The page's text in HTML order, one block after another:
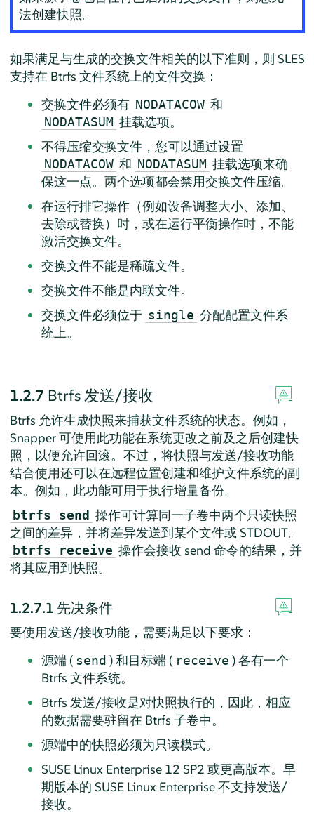
法创建快照。
如果满足与生成的交换文件相关的以下准则，则 SLES
支持在 Btrfs 文件系统上的文件交换：
交换文件必须有 NODATACOW 和
NODATASUM 挂载选项。
不得压缩交换文件，您可以通过设置
NODATACOW 和 NODATASUM 挂载选项来确
保这一点。两个选项都会禁用交换文件压缩。
在运行排它操作（例如设备调整大小、添加、
去除或替换）时，或在运行平衡操作时，不能
激活交换文件。
交换文件不能是稀疏文件。
交换文件不能是内联文件。
交换文件必须位于 single 分配配置文件系
统上。
1.2.7 Btrfs 发送/接收
Btrfs 允许生成快照来捕获文件系统的状态。例如，
Snapper 可使用此功能在系统更改之前及之后创建快
照，以便允许回滚。不过，将快照与发送/接收功能
结合使用还可以在远程位置创建和维护文件系统的副
本。例如，此功能可用于执行增量备份。
btrfs send 操作可计算同一子卷中两个只读快照
之间的差异，并将差异发送到某个文件或 STDOUT。
btrfs receive 操作会接收 send 命令的结果，并
将其应用到快照。
1.2.7.1 先决条件
要使用发送/接收功能，需要满足以下要求：
源端 ( send ) 和目标端 ( receive ) 各有一个
Btrfs 文件系统。
Btrfs 发送/接收是对快照执行的，因此，相应
的数据需要驻留在 Btrfs 子卷中。
源端中的快照必须为只读模式。
SUSE Linux Enterprise 12 SP2 或更高版本。早
期版本的 SUSE Linux Enterprise 不支持发送/
接收。